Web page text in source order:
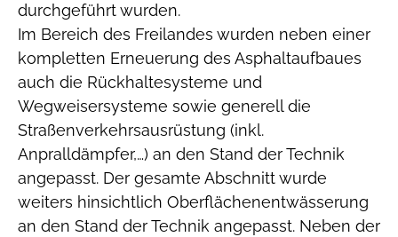
durchgeführt wurden.
Im Bereich des Freilandes wurden neben einer
kompletten Erneuerung des Asphaltaufbaues
auch die Rückhaltesysteme und
Wegweisersysteme sowie generell die
Straßenverkehrsausrüstung (inkl.
Anpralldämpfer,…) an den Stand der Technik
angepasst. Der gesamte Abschnitt wurde
weiters hinsichtlich Oberflächenentwässerung
an den Stand der Technik angepasst. Neben der